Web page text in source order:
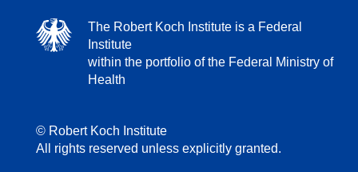
The Robert Koch Institute is a Federal
Institute
within the portfolio of the Federal Ministry of
Health
© Robert Koch Institute
All rights reserved unless explicitly granted.